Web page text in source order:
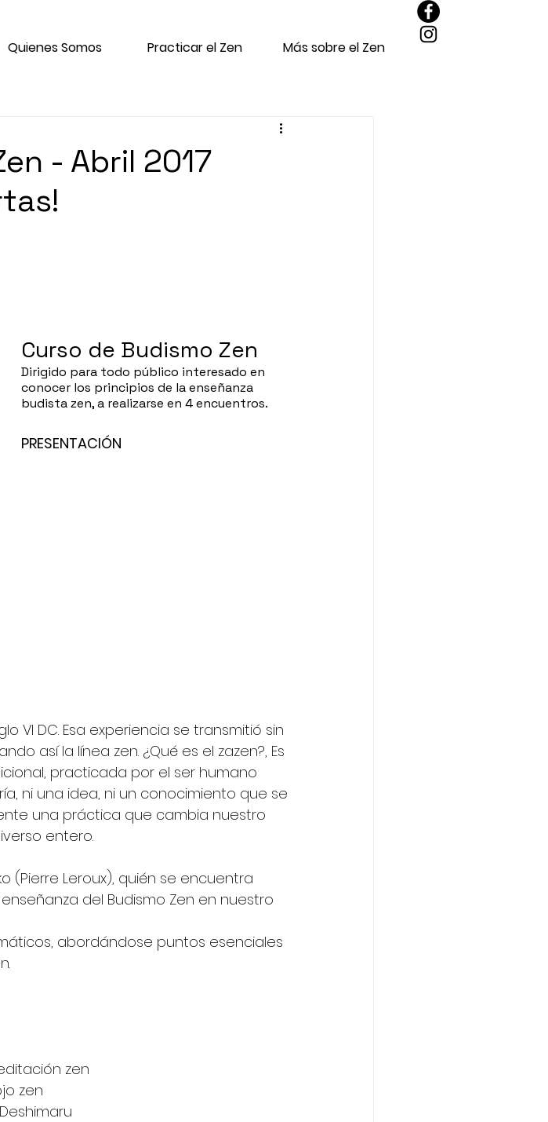
Quienes Somos Practicar el Zen Más sobre el Zen
- Abril 2017
Curso de Budismo Zen
Dirigido para todo público interesado en
conocer los principios de la enseñanza
budista zen, a realizarse en 4 encuentros.
PRESENTACIÓN
VI DC. Esa experiencia se transmitió sin
así la línea zen. ¿Qué es el zazen?, Es
practicada por el ser humano
ni una idea, ni un conocimiento que se
una práctica que cambia nuestro
entero.
(Pierre Leroux), quién se encuentra
del Budismo Zen en nuestro
abordándose puntos esenciales
zen
zen